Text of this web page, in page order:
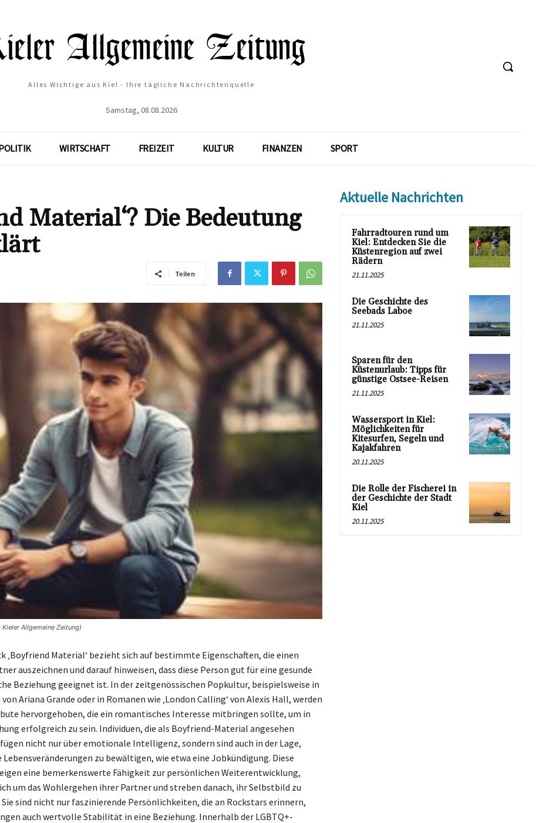
Alles Wichtige aus Kiel - Ihre tägliche Nachrichtenquelle
Samstag, 08.08.2026
WIRTSCHAFT FREIZEIT KULTUR FINANZEN SPORT
Material‘? Die Bedeutung
Teilen
Allgemeine Zeitung)
‚Boyfriend Material‘ bezieht sich auf bestimmte Eigenschaften, die einen
auszeichnen und darauf hinweisen, dass diese Person gut für eine gesunde
Beziehung geeignet ist. In der zeitgenössischen Popkultur, beispielsweise in
Ariana Grande oder in Romanen wie ‚London Calling‘ von Alexis Hall, werden
hervorgehoben, die ein romantisches Interesse mitbringen sollte, um in
erfolgreich zu sein. Individuen, die als Boyfriend-Material angesehen
nicht nur über emotionale Intelligenz, sondern sind auch in der Lage,
Lebensveränderungen zu bewältigen, wie etwa eine Jobkündigung. Diese
eine bemerkenswerte Fähigkeit zur persönlichen Weiterentwicklung,
um das Wohlergehen ihrer Partner und streben danach, ihr Selbstbild zu
Sie sind nicht nur faszinierende Persönlichkeiten, die an Rockstars erinnern,
auch wertvolle Stabilität in eine Beziehung. Innerhalb der LGBTQ+-
Aktuelle Nachrichten
Fahrradtouren rund um
Kiel: Entdecken Sie die
Küstenregion auf zwei
Rädern
21.11.2025
Die Geschichte des
Seebads Laboe
21.11.2025
Sparen für den
Küstenurlaub: Tipps für
günstige Ostsee-Reisen
21.11.2025
Wassersport in Kiel:
Möglichkeiten für
Kitesurfen, Segeln und
Kajakfahren
20.11.2025
Die Rolle der Fischerei in
der Geschichte der Stadt
Kiel
20.11.2025